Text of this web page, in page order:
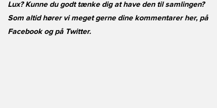
Lux? Kunne du godt tænke dig at have den til samlingen?
Som altid hører vi meget gerne dine kommentarer her, på
Facebookog på Twitter.